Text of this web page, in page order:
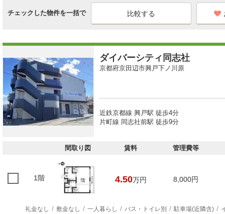
チェックした物件を一括で
ダイバーシティ同志社
京都府京田辺市興戸下ノ川原
近鉄京都線 興戸駅 徒歩4分
片町線 同志社前駅 徒歩9分
間取り図 賃料 管理費等
1階 4.50万円 8,000円
礼金なし 敷金なし 一人暮らし バス・トイレ別 駐車場(近隣含)